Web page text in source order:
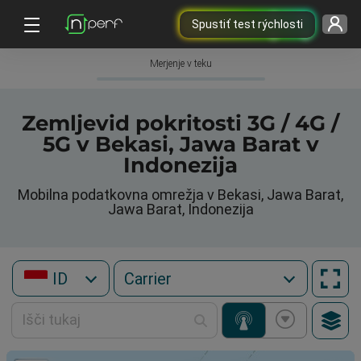
Spustiť test rýchlosti
Merjenje v teku
Zemljevid pokritosti 3G / 4G /
5G v Bekasi, Jawa Barat v
Indonezija
Mobilna podatkovna omrežja v Bekasi, Jawa Barat,
Jawa Barat, Indonezija
ID